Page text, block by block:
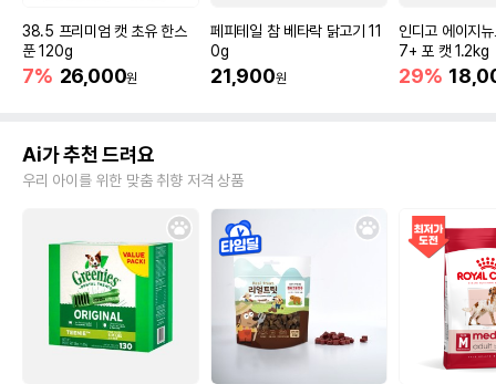
38.5 프리미엄 캣 초유 한스
푼 120g
7% 26,000원
페피테일 참 베타락 닭고기 11
0g
21,900원
인디고 에이지
7+ 포 캣 1.2kg
29%
Ai가 추천 드려요
우리 아이를 위한 맞춤 취향 저격 상품